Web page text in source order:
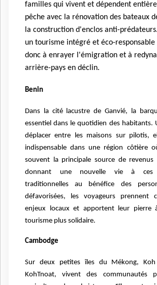
familles qui vivent et dépendent
pêche avec la rénovation des bateaux
la construction d'enclos anti-
un tourisme intégré et éco-
donc à enrayer l'émigration et à
arrière-pays en déclin.
Benin
Dans la cité lacustre de Ganvié, la
essentiel dans le quotidien des habitants.
déplacer entre les maisons sur pilotis,
indispensable dans une région côtière
souvent la principale source de
donnant une nouvelle vie à ces
traditionnelles au bénéfice des
défavorisées, les voyageurs prennent
enjeux locaux et apportent leur pierre
tourisme plus solidaire.
Cambodge
Sur deux petites îles du Mékong,
KohTnoat, vivent des communautés